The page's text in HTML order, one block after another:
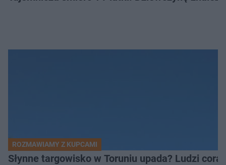
ROZMAWIAMY Z KUPCAMI
Słynne targowisko w Toruniu upada? Ludzi